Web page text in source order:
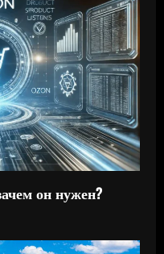
он нужен?